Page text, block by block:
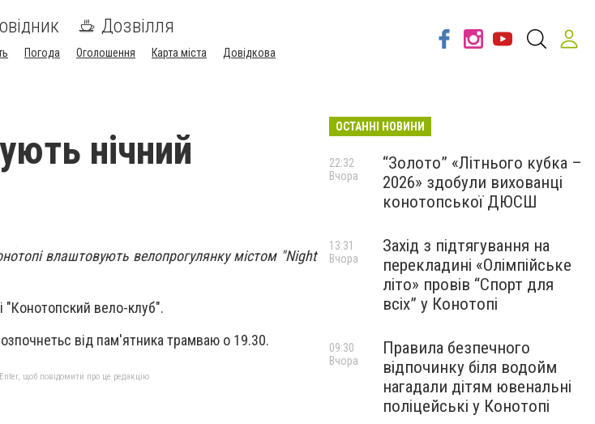
Дозвілля
Погода Оголошення Карта міста Довідкова
нічний
влаштовують велопрогулянку містом "Night
"Конотопский вело-клуб".
від пам'ятника трамваю о 19.30.
щоб повідомити про це редакцію
ОСТАННІ НОВИНИ
“Золото” «Літнього кубка –
2026» здобули вихованці
конотопської ДЮСШ
22:32
Вчора
Захід з підтягування на
перекладині «Олімпійське
літо» провів “Спорт для
всіх” у Конотопі
13:31
Вчора
Правила безпечного
відпочинку біля водойм
нагадали дітям ювенальні
поліцейські у Конотопі
09:30
Вчора